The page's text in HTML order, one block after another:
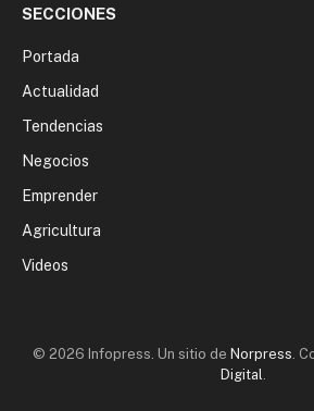
SECCIONES
Portada
Actualidad
Tendencias
Negocios
Emprender
Agricultura
Videos
© 2026 Infopress. Un sitio de Norpress.
Digital.